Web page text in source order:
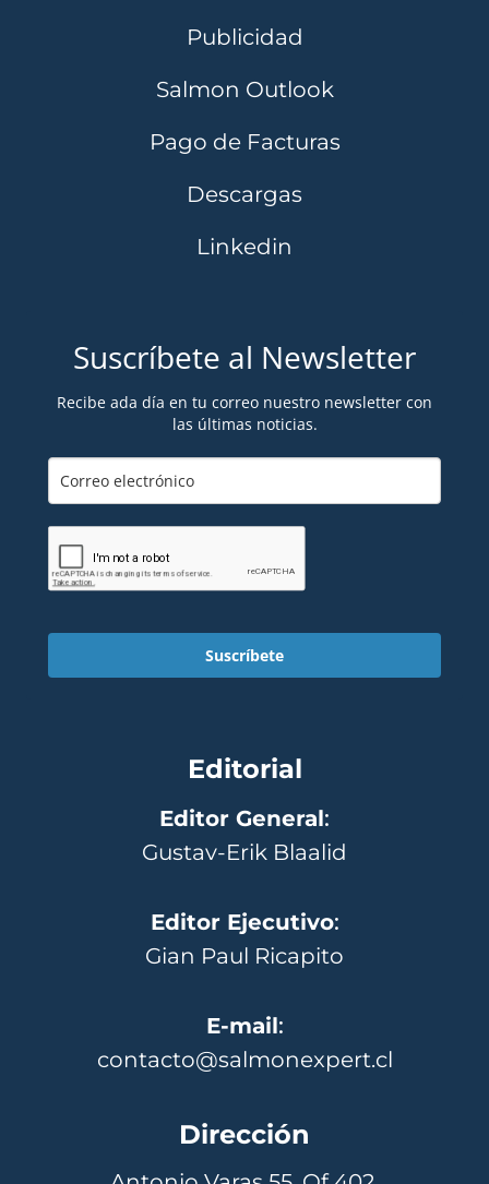
Publicidad
Salmon Outlook
Pago de Facturas
Descargas
Linkedin
Suscríbete al Newsletter
Recibe ada día en tu correo nuestro newsletter con
las últimas noticias.
Suscríbete
Editorial
Editor General:
Gustav-Erik Blaalid
Editor Ejecutivo:
Gian Paul Ricapito
E-mail:
contacto@salmonexpert.cl
Dirección